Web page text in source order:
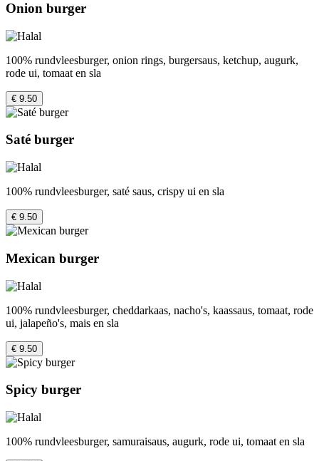
Onion burger
100% rundvleesburger, onion rings, burgersaus, ketchup, augurk,
rode ui, tomaat en sla
€ 9.50
Saté burger
100% rundvleesburger, saté saus, crispy ui en sla
€ 9.50
Mexican burger
100% rundvleesburger, cheddarkaas, nacho's, kaassaus, tomaat, rode
ui, jalapeño's, mais en sla
€ 9.50
Spicy burger
100% rundvleesburger, samuraisaus, augurk, rode ui, tomaat en sla